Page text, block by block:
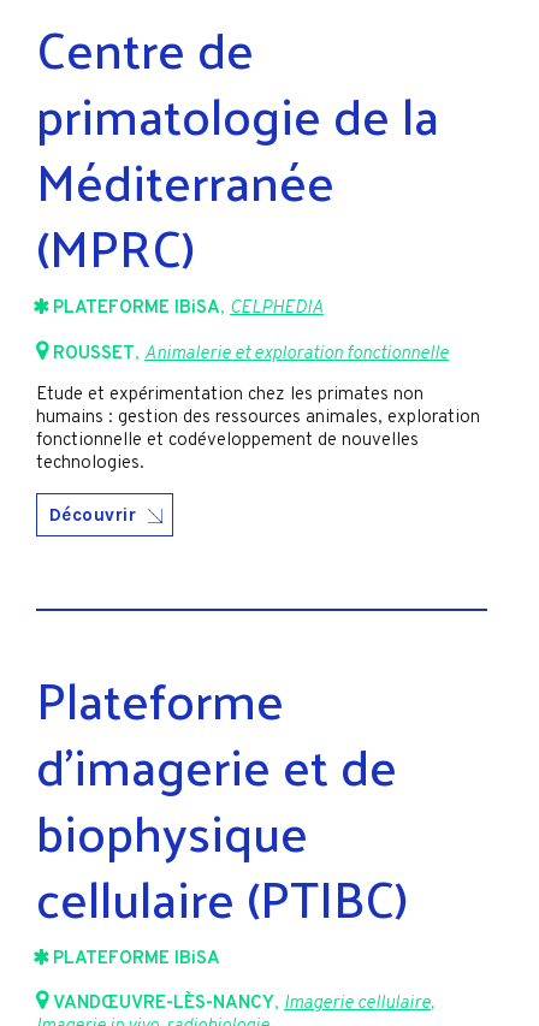
Centre de
primatologie de la
Méditerranée
(MPRC)
PLATEFORME IBiSA, CELPHEDIA
ROUSSET, Animalerie et exploration fonctionnelle
Etude et expérimentation chez les primates non
humains : gestion des ressources animales, exploration
fonctionnelle et codéveloppement de nouvelles
technologies.
Découvrir
Plateforme
d’imagerie et de
biophysique
cellulaire (PTIBC)
PLATEFORME IBiSA
VANDŒUVRE-LÈS-NANCY, Imagerie cellulaire,